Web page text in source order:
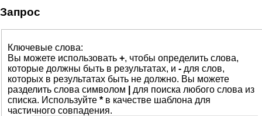
Запрос
Ключевые слова:
Вы можете использовать +, чтобы определить слова,
которые должны быть в результатах, и - для слов,
которых в результатах быть не должно. Вы можете
разделить слова символом
для поиска любого слова из
списка. Используйте * в качестве шаблона для
частичного совпадения.